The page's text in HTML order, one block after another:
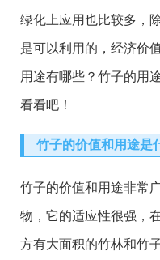
绿化上应用也比较多，
是可以利用的，经济价
用途有哪些？竹子的用
看看吧！
竹子的价值和用途是
竹子的价值和用途非常
物，它的适应性很强，
方有大面积的竹林和竹